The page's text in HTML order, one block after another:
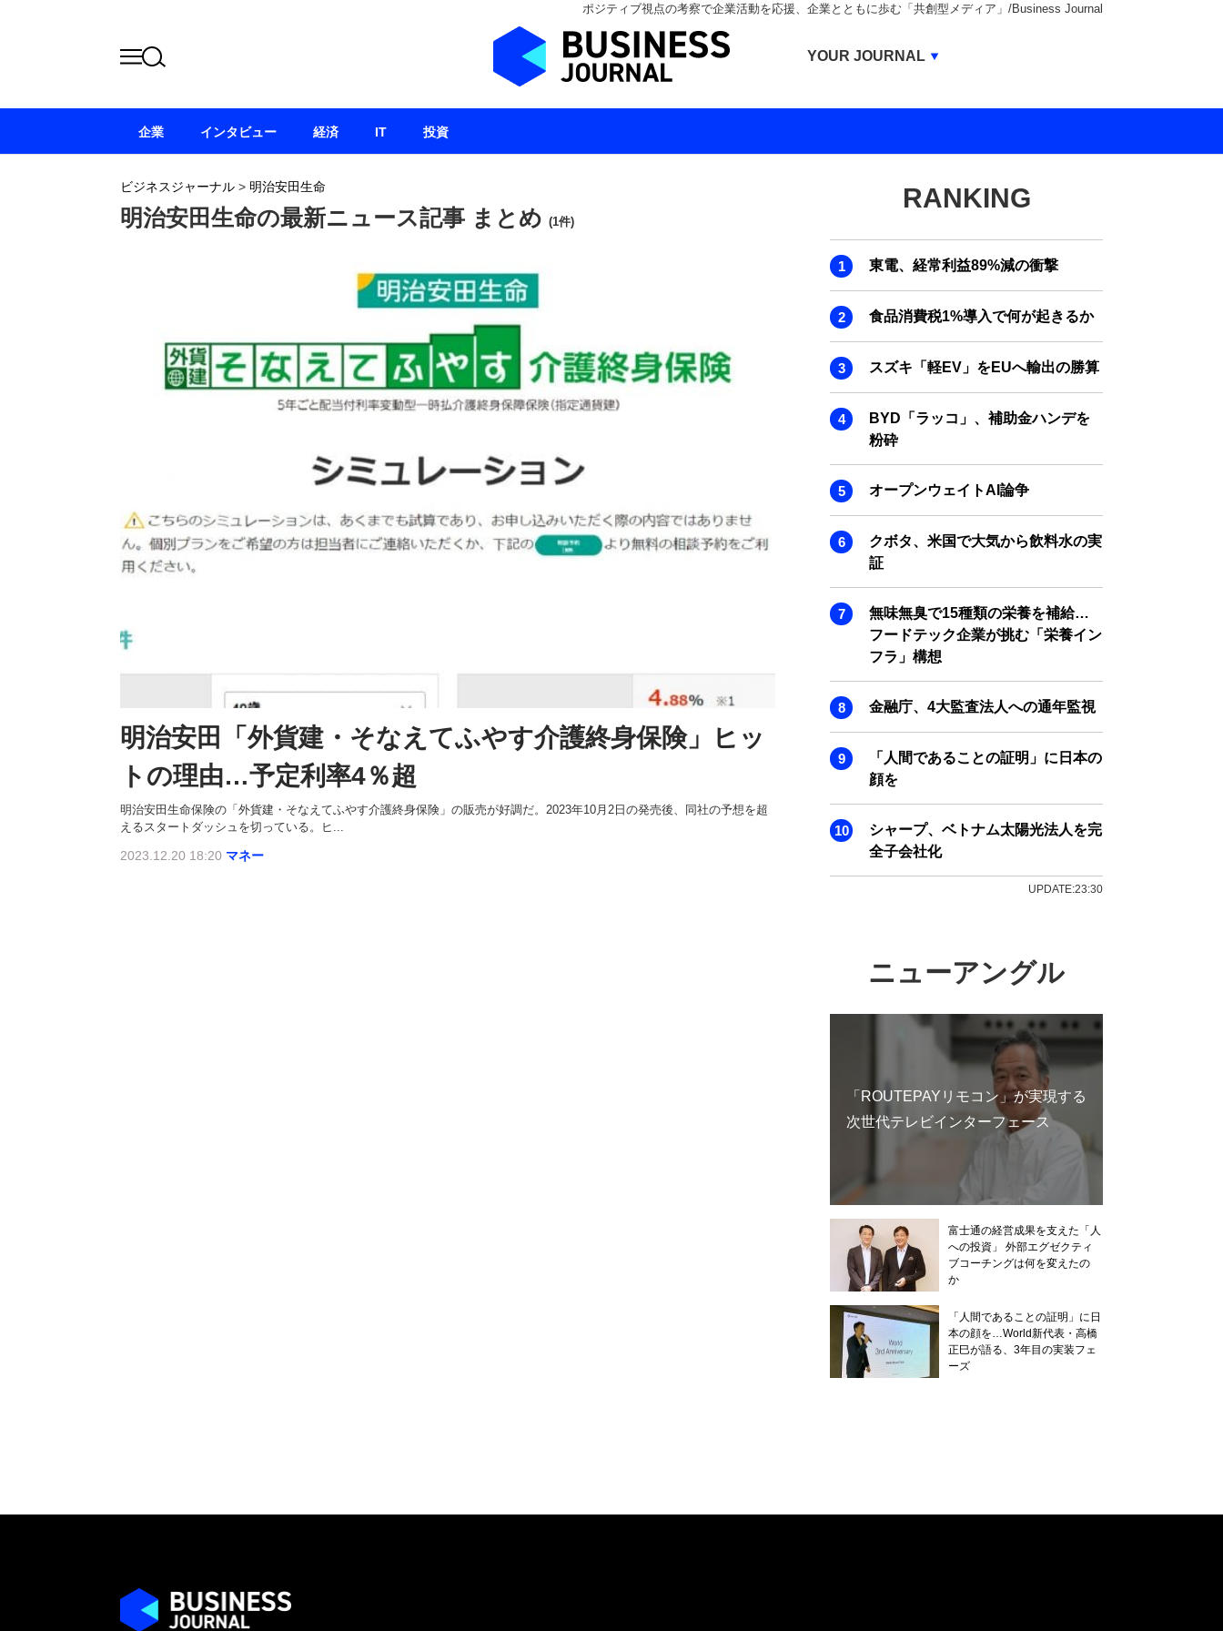
ポジティブ視点の考察で企業活動を応援、企業とともに歩む「共創型メディア」/Business Journal
ビジネスジャーナル > 明治安田生命
明治安田生命の最新ニュース記事 まとめ (1件)
明治安田「外貨建・そなえてふやす介護終身保険」ヒッ
トの理由…予定利率4％超
明治安田生命保険の「外貨建・そなえてふやす介護終身保険」の販売が好調だ。2023年10月2日の発売後、同社の予想を超
えるスタートダッシュを切っている。ヒ...
2023.12.20 18:20 マネー
RANKING
東電、経常利益89%減の衝撃
食品消費税1%導入で何が起きるか
スズキ「軽EV」をEUへ輸出の勝算
BYD「ラッコ」、補助金ハンデを
粉砕
オープンウェイトAI論争
クボタ、米国で大気から飲料水の実
証
無味無臭で15種類の栄養を補給…
フードテック企業が挑む「栄養イン
フラ」構想
金融庁、4大監査法人への通年監視
「人間であることの証明」に日本の
顔を
シャープ、ベトナム太陽光法人を完
全子会社化
UPDATE:23:30
ニューアングル
「ROUTEPAYリモコン」が実現する
次世代テレビインターフェース
富士通の経営成果を支えた「人
への投資」 外部エグゼクティ
ブコーチングは何を変えたの
か
「人間であることの証明」に日
本の顔を…World新代表・高橋
正巳が語る、3年目の実装フェ
ーズ
企業 インタビュー 経済 IT 投資
YOUR JOURNAL
BUSINESS JOURNAL
IVS JOURNAL
ENERGY MANAGEMENT JOURNAL
INBOUND JOURNAL
LIFE ENDING JOURNAL
AI JOURNAL
REAL ESTATE BROKERAGE JOURNAL
SMART MARKETING JOURNAL
BPaaS JOURNAL
ADOPTABLE DOG JOURNAL